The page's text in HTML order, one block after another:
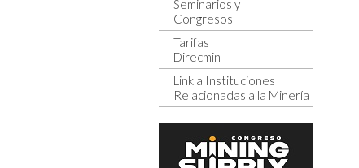
Seminarios y
Congresos
Tarifas
Direcmin
Link a Instituciones
Relacionadas a la Minería